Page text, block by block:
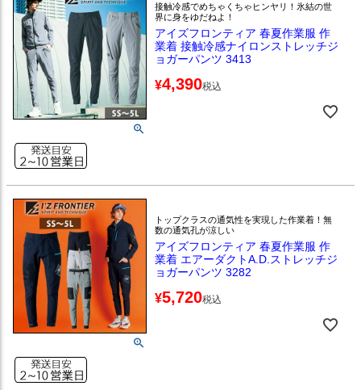
接触冷感でめちゃくちゃヒンヤリ！氷結の世
界に身をゆだねよ！
アイズフロンティア 春夏作業服 作
業着 接触冷感ナイロンストレッチジ
ョガーパンツ 3413
¥4,390税込
トップクラスの通気性を実現した作業着！無
数の通気孔が涼しい
アイズフロンティア 春夏作業服 作
業着 エアーダクトA.D.ストレッチジ
ョガーパンツ 3282
¥5,720税込